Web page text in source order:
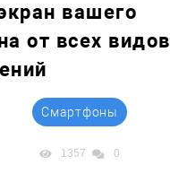
вашего
от всех видов
Смартфоны
1357 0